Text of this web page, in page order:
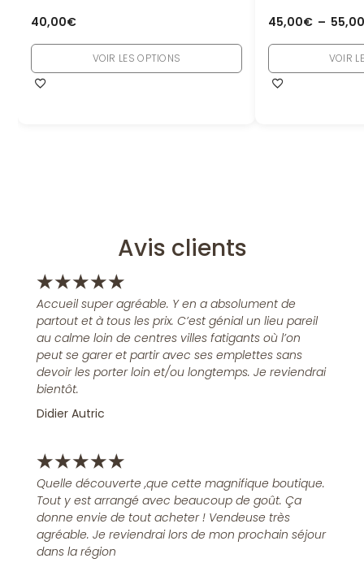
40,00€
VOIR LES OPTIONS
45,00€ – 55,00
VOIR
Avis clients
★★★★★
Accueil super agréable. Y en a absolument de
partout et à tous les prix. C’est génial un lieu pareil
au calme loin de centres villes fatigants où l’on
peut se garer et partir avec ses emplettes sans
devoir les porter loin et/ou longtemps. Je reviendrai
bientôt.
Didier Autric
★★★★★
Quelle découverte ,que cette magnifique boutique.
Tout y est arrangé avec beaucoup de goût. Ça
donne envie de tout acheter ! Vendeuse très
agréable. Je reviendrai lors de mon prochain séjour
dans la région